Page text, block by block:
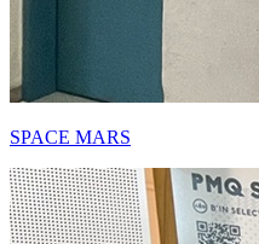
SPACE MARS